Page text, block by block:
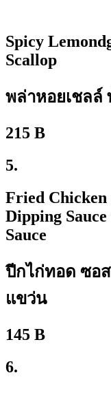
Spicy
Scallop
พล่าหอยเชลล์
215 B
5.
Fried Chicken
Dipping
Sauce
ปีกไก่ทอด ซอ
แขว่น
145 B
6.